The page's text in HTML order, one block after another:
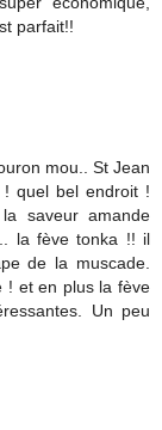
parfait!!
mou.. St Jean
quel bel endroit !
saveur amande
la fève tonka !! il
de la muscade.
! et en plus la fève
Un peu